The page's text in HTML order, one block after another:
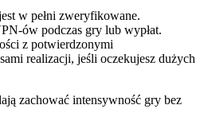
w pełni zweryfikowane.
ów podczas gry lub wypłat.
z potwierdzonymi
realizacji, jeśli oczekujesz dużych
zachować intensywność gry bez